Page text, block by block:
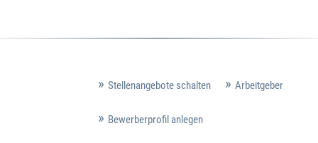
Stellenangebote schalten Arbeitgeber
Bewerberprofil anlegen